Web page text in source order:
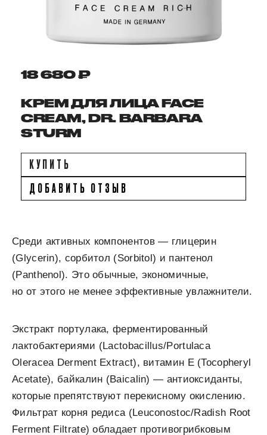
18 680 ₽
КРЕМ ДЛЯ ЛИЦА FACE
CREAM, DR. BARBARA
STURM
КУПИТЬ
ДОБАВИТЬ ОТЗЫВ
Среди активных компонентов — глицерин
(Glycerin), сорбитол (Sorbitol) и пантенол
(Panthenol). Это обычные, экономичные,
но от этого не менее эффективные увлажнители.
Экстракт портулака, ферментированный
лактобактериями (Lactobacillus/Portulaca
Oleracea Derment Extract), витамин Е (Tocopheryl
Acetate), байкалин (Baicalin) — антиоксиданты,
которые препятствуют перекисному окислению.
Фильтрат корня редиса (Leuconostoc/Radish Root
Ferment Filtrate) обладает противогрибковым